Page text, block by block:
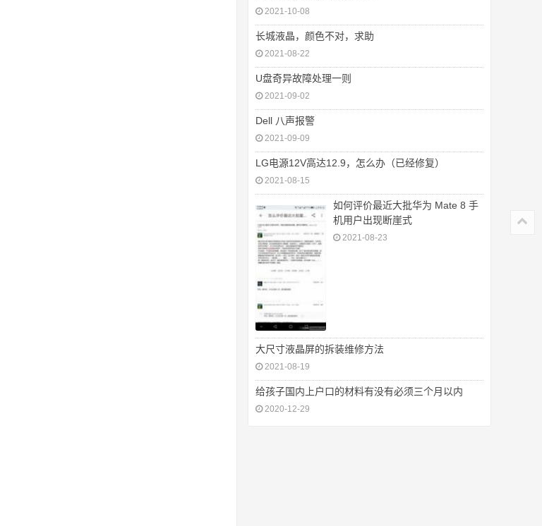
2021-10-08
长城液晶，颜色不对，求助
2021-08-22
U盘奇异故障处理一则
2021-09-02
Dell 八声报警
2021-09-09
LG电源12V高达12.9，怎么办（已经修复）
2021-08-15
如何评价最近大批华为 Mate 8 手
机用户出现断崖式
2021-08-23
大尺寸液晶屏的拆装维修方法
2021-08-19
给孩子国内上户口的材料有没有必须三个月以内
2020-12-29